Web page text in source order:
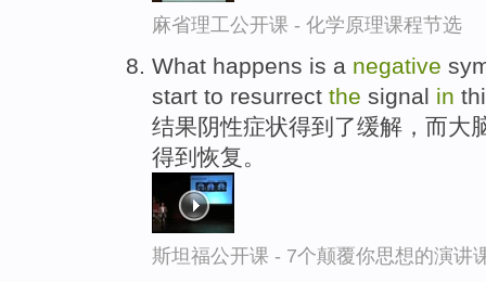
麻省理工公开课 - 化学原理课程节选
What happens is a negative
start to resurrect the signal in
结果阴性症状得到了缓解，而大
得到恢复。
斯坦福公开课 - 7个颠覆你思想的演讲